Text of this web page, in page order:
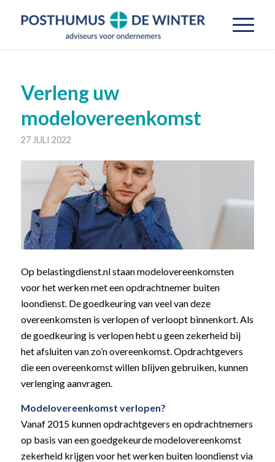
Verleng uw
modelovereenkomst
27 JULI 2022
Op belastingdienst.nl staan modelovereenkomsten
voor het werken met een opdrachtnemer buiten
loondienst. De goedkeuring van veel van deze
overeenkomsten is verlopen of verloopt binnenkort. Als
de goedkeuring is verlopen hebt u geen zekerheid bij
het afsluiten van zo’n overeenkomst. Opdrachtgevers
die een overeenkomst willen blijven gebruiken, kunnen
verlenging aanvragen.
Modelovereenkomst verlopen?
Vanaf 2015 kunnen opdrachtgevers en opdrachtnemers
op basis van een goedgekeurde modelovereenkomst
zekerheid krijgen voor het werken buiten loondienst via